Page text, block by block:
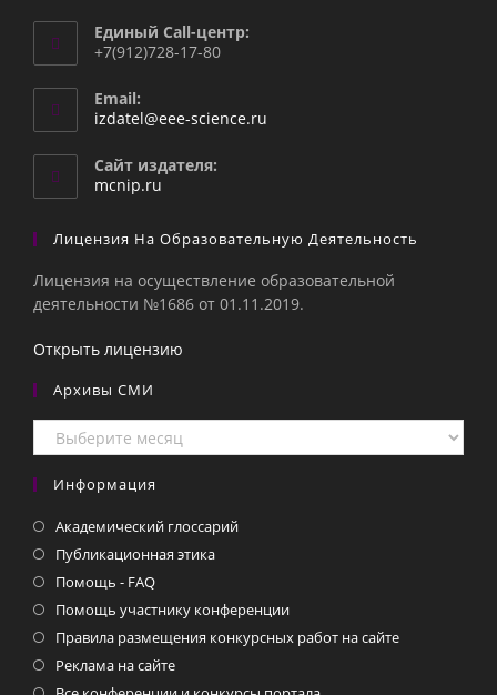
Единый Call-центр:
+7(912)728-17-80
Email:
izdatel@eee-science.ru
Сайт издателя:
mcnip.ru
Лицензия На Образовательную Деятельность
Лицензия на осуществление образовательной
деятельности №1686 от 01.11.2019.
Открыть лицензию
Архивы СМИ
Архивы
СМИ
Информация
Академический глоссарий
Публикационная этика
Помощь - FAQ
Помощь участнику конференции
Правила размещения конкурсных работ на сайте
Реклама на сайте